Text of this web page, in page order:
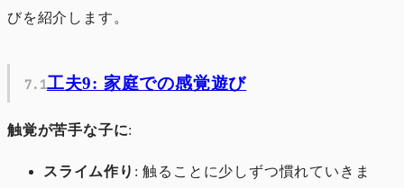
びを紹介します。
工夫9: 家庭での感覚遊び
触覚が苦手な子に:
スライム作り : 触ることに少しずつ慣れていきま